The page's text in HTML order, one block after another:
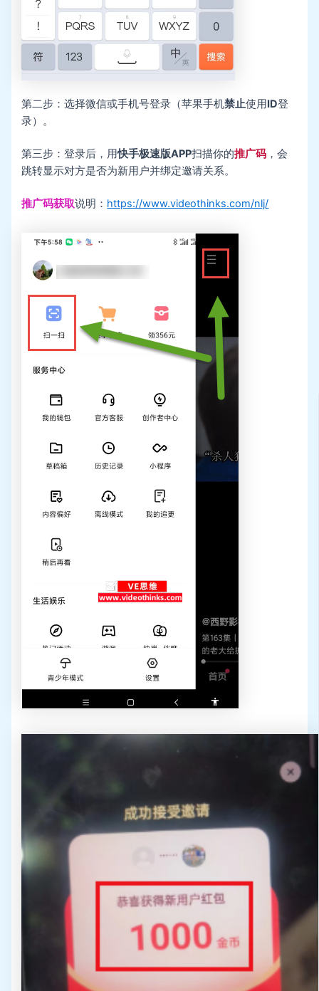
第二步：选择微信或手机号登录（苹果手机禁止使用ID登
录）。
第三步：登录后，用快手极速版APP扫描你的推广码 ，会
跳转显示对方是否为新用户并绑定邀请关系。
推广码获取说明： https://www.videothinks.com/nlj/